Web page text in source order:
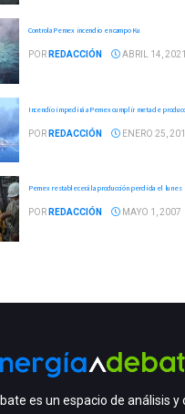
Controla Pemex incendio en campo Ku
POR REDACCIÓN ABRIL 14, 2021
Incendio impedirá a Pemex cumplir meta de
POR REDACCIÓN ENERO 25,
Pemex restablecerá la producción perdida el lunes
POR REDACCIÓN MAYO 1, 2007
es un espacio de análisis